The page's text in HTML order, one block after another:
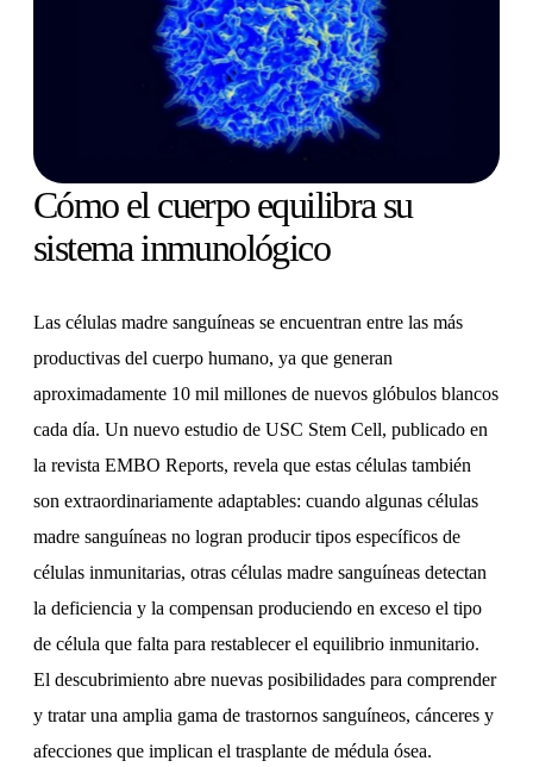
Cómo el cuerpo equilibra su
sistema inmunológico
Las células madre sanguíneas se encuentran entre las más
productivas del cuerpo humano, ya que generan
aproximadamente 10 mil millones de nuevos glóbulos blancos
cada día. Un nuevo estudio de USC Stem Cell, publicado en
la revista EMBO Reports, revela que estas células también
son extraordinariamente adaptables: cuando algunas células
madre sanguíneas no logran producir tipos específicos de
células inmunitarias, otras células madre sanguíneas detectan
la deficiencia y la compensan produciendo en exceso el tipo
de célula que falta para restablecer el equilibrio inmunitario.
El descubrimiento abre nuevas posibilidades para comprender
y tratar una amplia gama de trastornos sanguíneos, cánceres y
afecciones que implican el trasplante de médula ósea.